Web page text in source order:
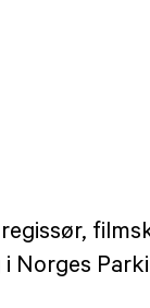
Norges